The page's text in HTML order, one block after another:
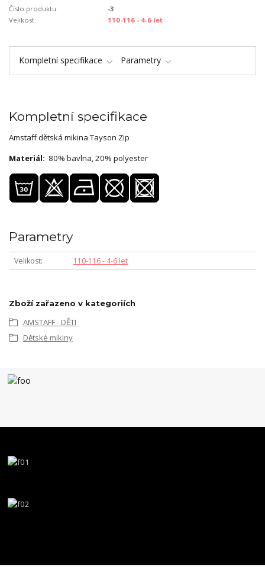
Číslo produktu:
-3
Velikost:
110-116 - 4-6 let
Kompletní specifikace Parametry
Kompletní specifikace
Amstaff dětská mikina Tayson Zip
Materiál: 80% bavlna, 20% polyester
Parametry
Velikost 110-116 - 4-6 let
Zboží zařazeno v kategoriích
AMSTAFF - DĚTI
Dětské mikiny